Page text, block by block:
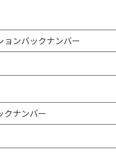
ョンバックナンバー
クナンバー